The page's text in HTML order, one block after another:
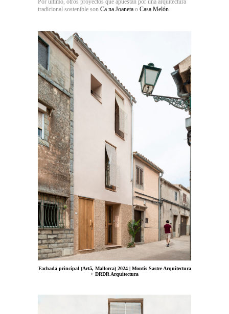
Por último, otros proyectos que apuestan por una arquitectura
tradicional sostenible son Ca na Joaneta o Casa Melón.
Fachada principal (Artá, Mallorca) 2024 | Montis Sastre Arquitectura
+ DRDR Arquitectura